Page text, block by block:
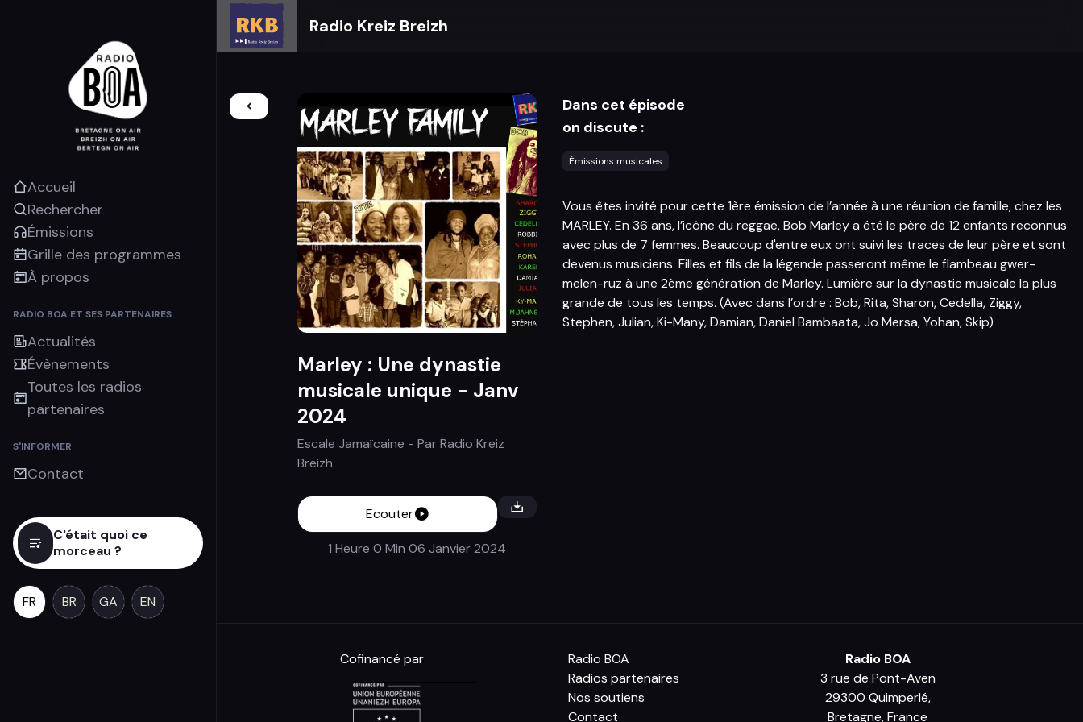
Accueil
Rechercher
Émissions
Grille des programmes
À propos
RADIO BOA ET SES PARTENAIRES
Actualités
Évènements
Toutes les radios
partenaires
S'INFORMER
Contact
C'était quoi ce
morceau ?
FR BR GA EN
Radio Kreiz Breizh
Marley : Une dynastie
musicale unique - Janv
2024
Escale Jamaïcaine - ParRadio Kreiz
Breizh
Ecouter
1 Heure 0 Min 06 Janvier 2024
Dans cet épisode
on discute :
Émissions musicales
Vous êtes invité pour cette 1ère émission de l’année à une réunion de famille, chez les
MARLEY. En 36 ans, l’icône du reggae, Bob Marley a été le père de 12 enfants reconnus
avec plus de 7 femmes. Beaucoup d'entre eux ont suivi les traces de leur père et sont
devenus musiciens. Filles et fils de la légende passeront même le flambeau gwer-
melen-ruz à une 2ème génération de Marley. Lumière sur la dynastie musicale la plus
grande de tous les temps. (Avec dans l’ordre : Bob, Rita, Sharon, Cedella, Ziggy,
Stephen, Julian, Ki-Many, Damian, Daniel Bambaata, Jo Mersa, Yohan, Skip)
Cofinancé par
Radio BOA
Radios partenaires
Nos soutiens
Contact
Radio BOA
3 rue de Pont-Aven
29300 Quimperlé,
Bretagne, France